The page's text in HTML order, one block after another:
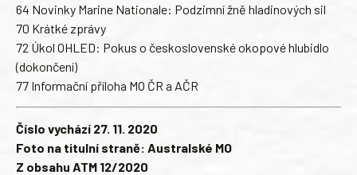
64 Novinky Marine Nationale: Podzimní žně hladinových sil
70 Krátké zprávy
72 Úkol OHLED: Pokus o československé okopové hlubidlo
(dokončení)
77 Informační příloha MO ČR a AČR
Číslo vychází 27. 11. 2020
Foto na titulní straně: Australské MO
Z obsahu ATM 12/2020